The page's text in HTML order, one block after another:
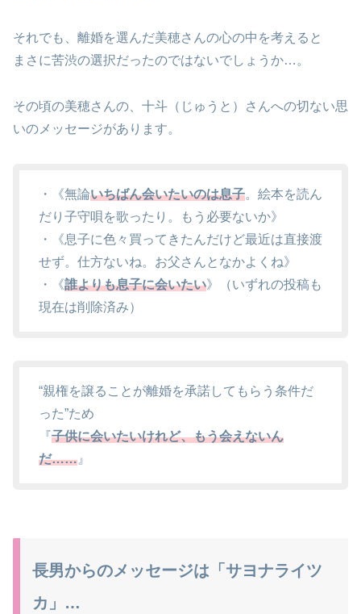
それでも、離婚を選んだ美穂さんの心の中を考えると
まさに苦渋の選択だったのではないでしょうか…。
その頃の美穂さんの、十斗（じゅうと）さんへの切ない思
いのメッセージがあります。
・《無論いちばん会いたいのは息子。絵本を読ん
だり子守唄を歌ったり。もう必要ないか》
・《息子に色々買ってきたんだけど最近は直接渡
せず。仕方ないね。お父さんとなかよくね》
・《誰よりも息子に会いたい》（いずれの投稿も
現在は削除済み）
“親権を譲ることが離婚を承諾してもらう条件だ
った”ため
『子供に会いたいけれど、もう会えないん
だ…… 』
長男からのメッセージは「サヨナライツ
カ」…